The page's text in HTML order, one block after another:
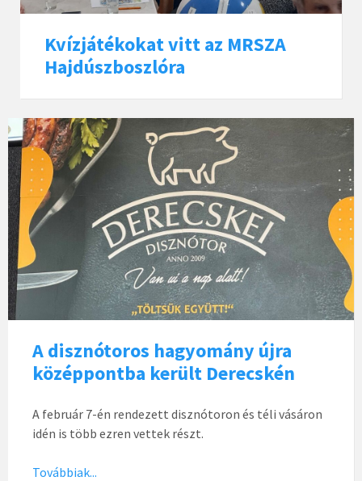
Kvízjátékokat vitt az MRSZA
Hajdúszboszlóra
A disznótoros hagyomány újra
középpontba került Derecskén
A február 7-én rendezett disznótoron és téli vásáron
idén is több ezren vettek részt.
Továbbiak...